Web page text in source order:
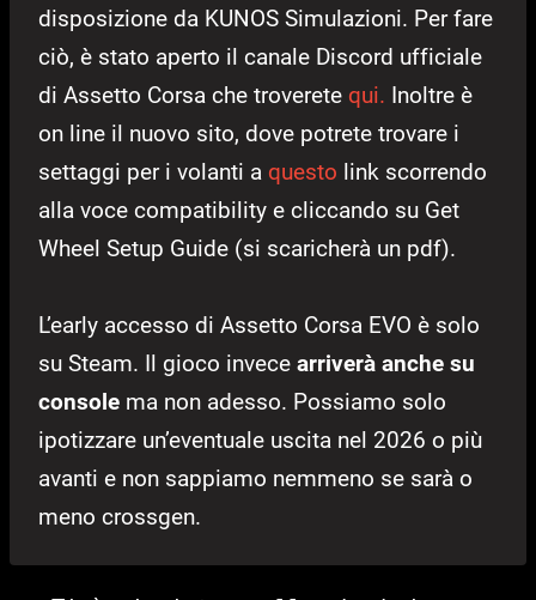
disposizione da KUNOS Simulazioni. Per fare
ciò, è stato aperto il canale Discord ufficiale
di Assetto Corsa che troverete qui. Inoltre è
on line il nuovo sito, dove potrete trovare i
settaggi per i volanti a questo link scorrendo
alla voce compatibility e cliccando su Get
Wheel Setup Guide (si scaricherà un pdf).
L’early accesso di Assetto Corsa EVO è solo
su Steam. Il gioco invece arriverà anche su
console ma non adesso. Possiamo solo
ipotizzare un’eventuale uscita nel 2026 o più
avanti e non sappiamo nemmeno se sarà o
meno crossgen.